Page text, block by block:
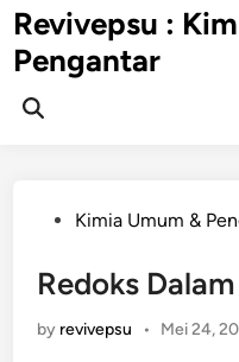
Skip
to
content
Revivepsu :
Pengantar
Open
PostedKimia Umum &
Redoks
by revivepsu • Mei 24,